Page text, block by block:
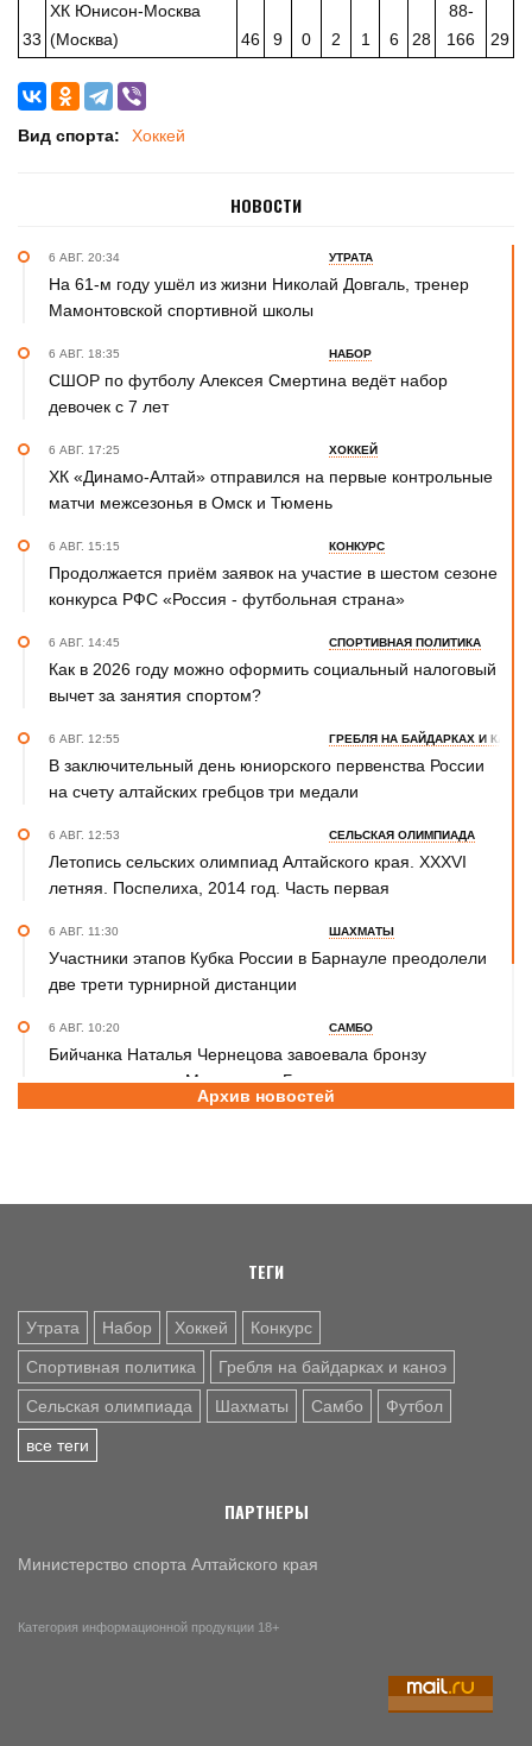
33
ХК Юнисон-Москва
(Москва)
46 9 0 2 1 6 28
88-
166
29
Вид спорта: Хоккей
НОВОСТИ
6 АВГ. 20:34 УТРАТА
На 61-м году ушёл из жизни Николай Довгаль, тренер
Мамонтовской спортивной школы
6 АВГ. 18:35 НАБОР
СШОР по футболу Алексея Смертина ведёт набор
девочек с 7 лет
6 АВГ. 17:25 ХОККЕЙ
ХК «Динамо-Алтай» отправился на первые контрольные
матчи межсезонья в Омск и Тюмень
6 АВГ. 15:15 КОНКУРС
Продолжается приём заявок на участие в шестом сезоне
конкурса РФС «Россия - футбольная страна»
6 АВГ. 14:45 СПОРТИВНАЯ ПОЛИТИКА
Как в 2026 году можно оформить социальный налоговый
вычет за занятия спортом?
6 АВГ. 12:55 ГРЕБЛЯ НА БАЙДАРКАХ И КАНОЭ
В заключительный день юниорского первенства России
на счету алтайских гребцов три медали
6 АВГ. 12:53 СЕЛЬСКАЯ ОЛИМПИАДА
Летопись сельских олимпиад Алтайского края. XXXVI
летняя. Поспелиха, 2014 год. Часть первая
6 АВГ. 11:30 ШАХМАТЫ
Участники этапов Кубка России в Барнауле преодолели
две трети турнирной дистанции
6 АВГ. 10:20 САМБО
Бийчанка Наталья Чернецова завоевала бронзу
международного Мемориала Бурдикова
Архив новостей
ТЕГИ
Утрата Набор Хоккей Конкурс
Спортивная политика Гребля на байдарках и каноэ
Сельская олимпиада Шахматы Самбо Футбол
все теги
ПАРТНЕРЫ
Министерство спорта Алтайского края
Категория информационной продукции 18+